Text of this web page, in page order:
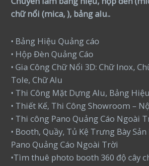
chữ nổi (mica, ), bảng alu..
• Bảng Hiệu Quảng cáo
• Hộp Đèn Quảng Cáo
• Gia Công Chữ Nổi 3D: Chữ Inox,
Tole, Chữ Alu
• Thi Công Mặt Dựng Alu, Bảng
• Thiết Kế, Thi Công Showroom –
• Thi công Pano Quảng Cáo Ngoài
• Booth, Quầy, Tủ Kệ Trưng Bày
Pano Quảng Cáo Ngoài Trời
•Tìm thuê photo booth 360 độ cây